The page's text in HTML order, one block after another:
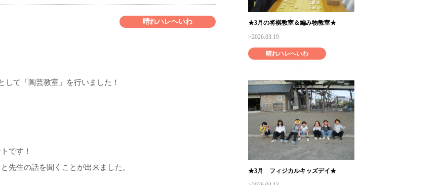
晴れハレへいわ
して「陶芸教室」を行いました！
です！
先生の話を聞くことが出来ました。
★3月の将棋教室＆編み物教室★
2026.03.19
晴れハレへいわ
★3月 フィジカルキッズデイ★